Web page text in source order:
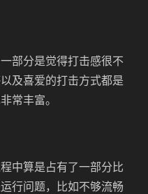
部分是觉得打击感很不
及喜爱的打击方式都是
常丰富。
中算是占有了一部分比
行问题，比如不够流畅